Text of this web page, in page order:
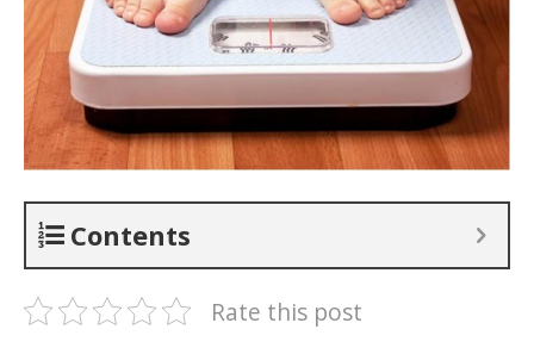
Contents
Rate this post